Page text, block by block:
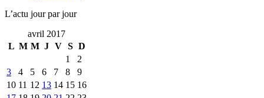
L’actu jour par jour
avril 2017
L M M J V S D
1
2
3
4 5 6 7 8
9
10 11 12 13 14 15 16